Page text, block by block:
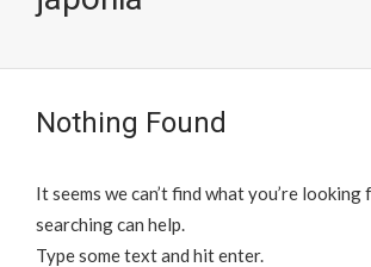
Nothing Found
It seems we can’t find what you’re looking
searching can help.
Type some text and hit enter.